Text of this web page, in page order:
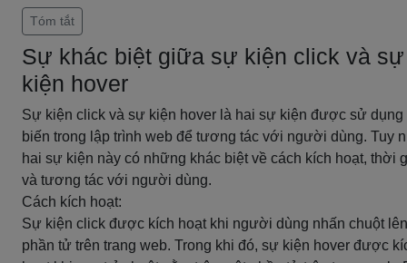
Tóm tắt
Sự khác biệt giữa sự kiện click và sự
kiện hover
Sự kiện click và sự kiện hover là hai sự kiện được sử dụng
biến trong lập trình web để tương tác với người dùng. Tuy
hai sự kiện này có những khác biệt về cách kích hoạt, thời
và tương tác với người dùng.
Cách kích hoạt:
Sự kiện click được kích hoạt khi người dùng nhấn chuột
phần tử trên trang web. Trong khi đó, sự kiện hover được